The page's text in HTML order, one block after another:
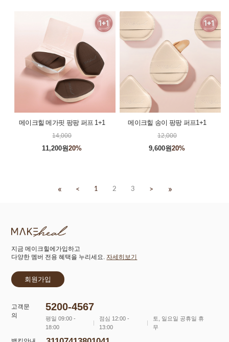
메이크힐 메가핏 팡팡 퍼프 1+1
14,000
11,200원20%
메이크힐 송이 팡팡 퍼프1+1
12,000
9,600원20%
« < 1 2 3 > »
지금 메이크힐에가입하고
다양한 멤버 전용 혜택을 누리세요.자세히보기
회원가입
고객문
의
5200-4567
평일 09:00 -
18:00
점심 12:00 -
13:00
토, 일요일 공휴일 휴
무